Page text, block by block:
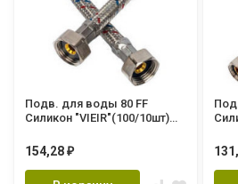
Подв. для воды 80 FF
Силикон "VIEIR"(100/10шт)
154,28 ₽